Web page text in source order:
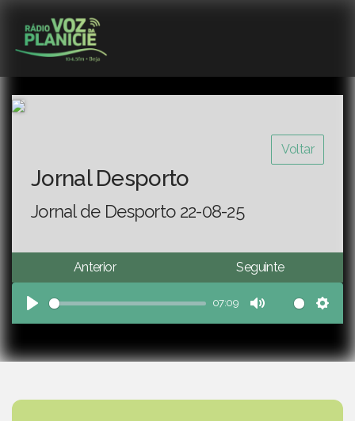
Voltar
Jornal Desporto
Jornal de Desporto 22-08-25
Anterior Seguinte
Play
07:09
Mute